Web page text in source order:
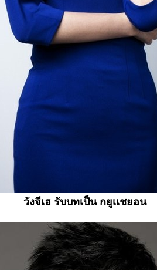
วังจีเฮ รับบทเป็น กยูเเชยอน